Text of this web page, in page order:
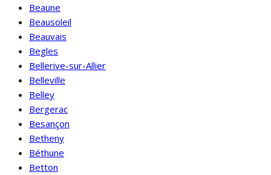
Beaune
Beausoleil
Beauvais
Begles
Bellerive-sur-Allier
Belleville
Belley
Bergerac
Besançon
Betheny
Béthune
Betton